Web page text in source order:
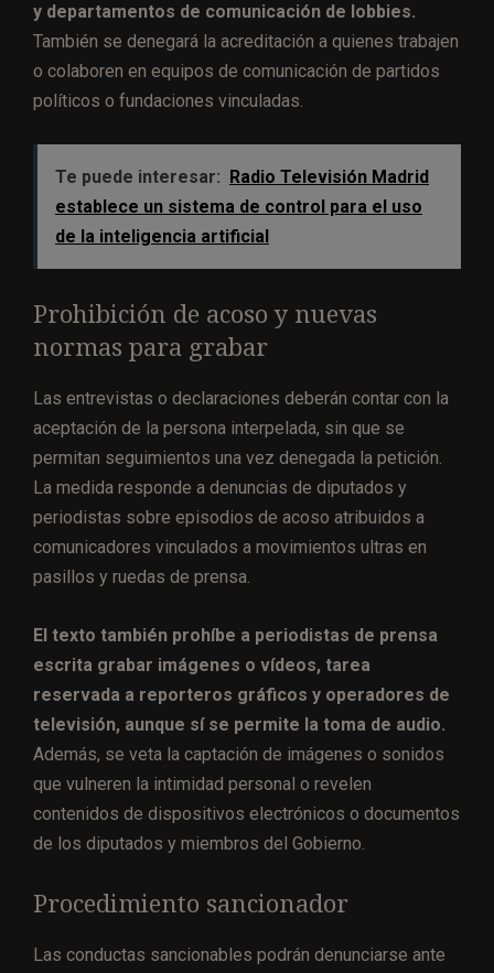
y departamentos de comunicación de lobbies.
También se denegará la acreditación a quienes trabajen
o colaboren en equipos de comunicación de partidos
políticos o fundaciones vinculadas.
Te puede interesar: Radio Televisión Madrid
establece un sistema de control para el uso
de la inteligencia artificial
Prohibición de acoso y nuevas
normas para grabar
Las entrevistas o declaraciones deberán contar con la
aceptación de la persona interpelada, sin que se
permitan seguimientos una vez denegada la petición.
La medida responde a denuncias de diputados y
periodistas sobre episodios de acoso atribuidos a
comunicadores vinculados a movimientos ultras en
pasillos y ruedas de prensa.
El texto también prohíbe a periodistas de prensa
escrita grabar imágenes o vídeos, tarea
reservada a reporteros gráficos y operadores de
televisión, aunque sí se permite la toma de audio.
Además, se veta la captación de imágenes o sonidos
que vulneren la intimidad personal o revelen
contenidos de dispositivos electrónicos o documentos
de los diputados y miembros del Gobierno.
Procedimiento sancionador
Las conductas sancionables podrán denunciarse ante